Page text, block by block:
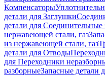
Компенсаторы
детали для Заглушки
детали для
нержавеющей стали, газ
из нержавеющей стали, газ
детали для Отводы
для Переходники
разборныеЗапасные детали